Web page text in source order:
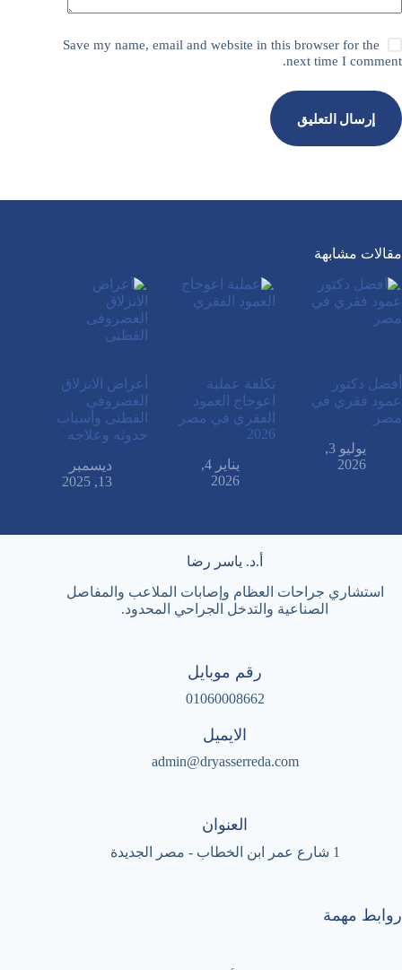
Save my name, email and website in this browser for the
next time I comment.
إرسال التعليق
مقالات مشابهة
أفضل دكتور
عمود فقري في
مصر
يوليو 3,
2026
تكلفة عملية
اعوجاج العمود
الفقري في مصر
2026
يناير 4,
2026
أعراض الانزلاق
الغضروفى
القطنى وأسباب
حدوثه وعلاجه
ديسمبر
13, 2025
أ.د. ياسر رضا
استشاري جراحات العظام وإصابات الملاعب والمفاصل
الصناعية والتدخل الجراحي المحدود.
رقم موبايل
01060008662
الايميل
admin@dryasserreda.com
العنوان
1 شارع عمر ابن الخطاب - مصر الجديدة
روابط مهمة